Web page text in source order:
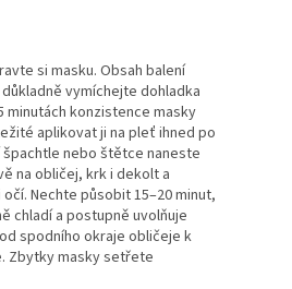
si masku. Obsah balení
vymíchejte dohladka
minutách konzistence masky
aplikovat ji na pleť ihned po
špachtle nebo štětce naneste
na obličej, krk i dekolt a
Nechte působit 15–20 minut,
chladí a postupně uvolňuje
spodního okraje obličeje k
Zbytky masky setřete